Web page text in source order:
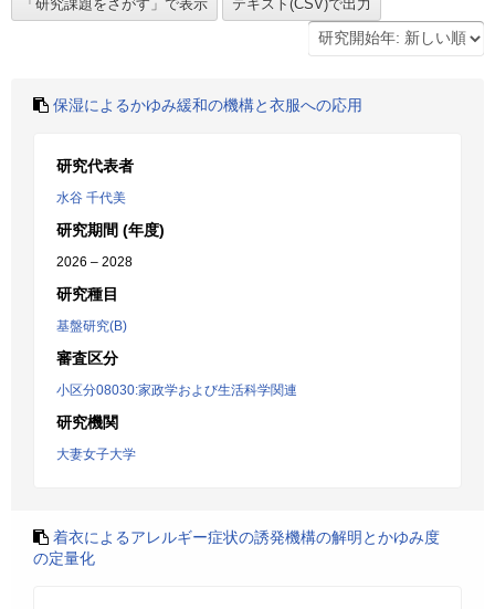
保湿によるかゆみ緩和の機構と衣服への応用
研究代表者
水谷 千代美
研究期間 (年度)
2026 – 2028
研究種目
基盤研究(B)
審査区分
小区分08030:家政学および生活科学関連
研究機関
大妻女子大学
着衣によるアレルギー症状の誘発機構の解明とかゆみ度
の定量化